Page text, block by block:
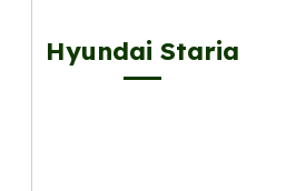
Hyundai Staria